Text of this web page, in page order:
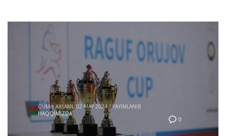
0
CÜMƏ AXŞAMI, 02 MAY 2024 / YAYIMLANIB
HAQQIMIZDA